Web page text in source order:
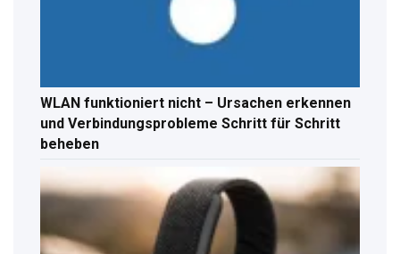
WLAN funktioniert nicht – Ursachen erkennen
und Verbindungsprobleme Schritt für Schritt
beheben